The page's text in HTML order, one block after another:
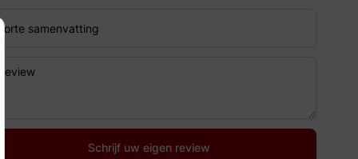
samenvatting
Schrijf uw eigen review